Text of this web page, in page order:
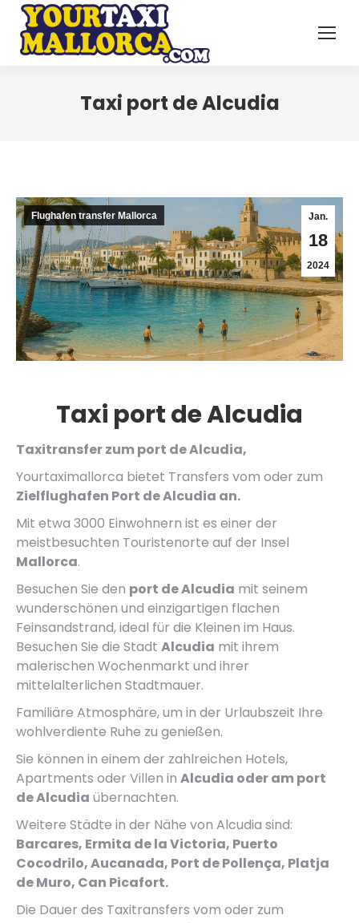
Taxi port de Alcudia
Jan.
18
2024
Flughafen transfer Mallorca
Taxi port de Alcudia
Taxitransfer zum port de Alcudia,
Yourtaximallorca bietet Transfers vom oder zum
Zielflughafen Port de Alcudia an.
Mit etwa 3000 Einwohnern ist es einer der
meistbesuchten Touristenorte auf der Insel
Mallorca.
Besuchen Sie den port de Alcudia mit seinem
wunderschönen und einzigartigen flachen
Feinsandstrand, ideal für die Kleinen im Haus.
Besuchen Sie die Stadt Alcudia mit ihrem
malerischen Wochenmarkt und ihrer
mittelalterlichen Stadtmauer.
Familiäre Atmosphäre, um in der Urlaubszeit Ihre
wohlverdiente Ruhe zu genießen.
Sie können in einem der zahlreichen Hotels,
Apartments oder Villen in Alcudia oder am port
de Alcudia übernachten.
Weitere Städte in der Nähe von Alcudia sind:
Barcares, Ermita de la Victoria, Puerto
Cocodrilo, Aucanada, Port de Pollença, Platja
de Muro, Can Picafort.
Die Dauer des Taxitransfers vom oder zum